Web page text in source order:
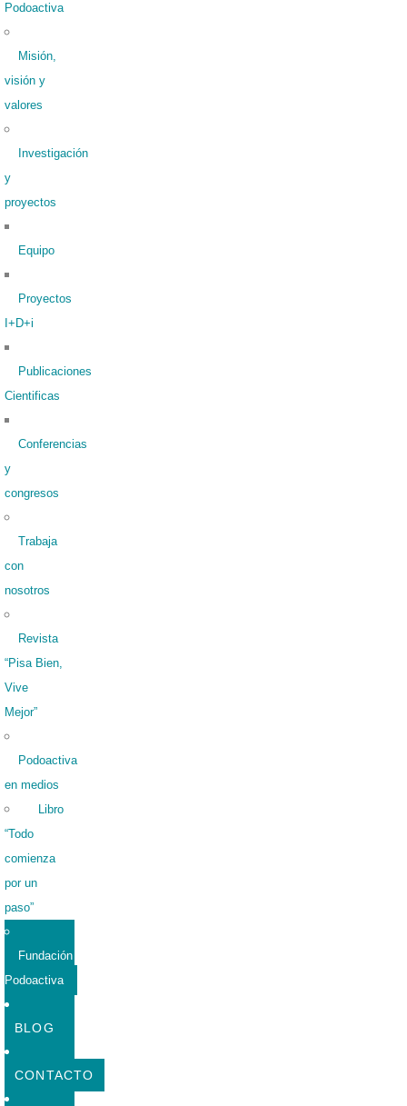
Podoactiva
Misión,
visión y
valores
Investigación
y
proyectos
Equipo
Proyectos
I+D+i
Publicaciones
Cientificas
Conferencias
y
congresos
Trabaja
con
nosotros
Revista
“Pisa Bien,
Vive
Mejor”
Podoactiva
en medios
Libro
“Todo
comienza
por un
paso”
Fundación
Podoactiva
BLOG
CONTACTO